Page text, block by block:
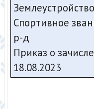
Землеустройство
Спортивное
р-д
Приказ о
18.08.2023